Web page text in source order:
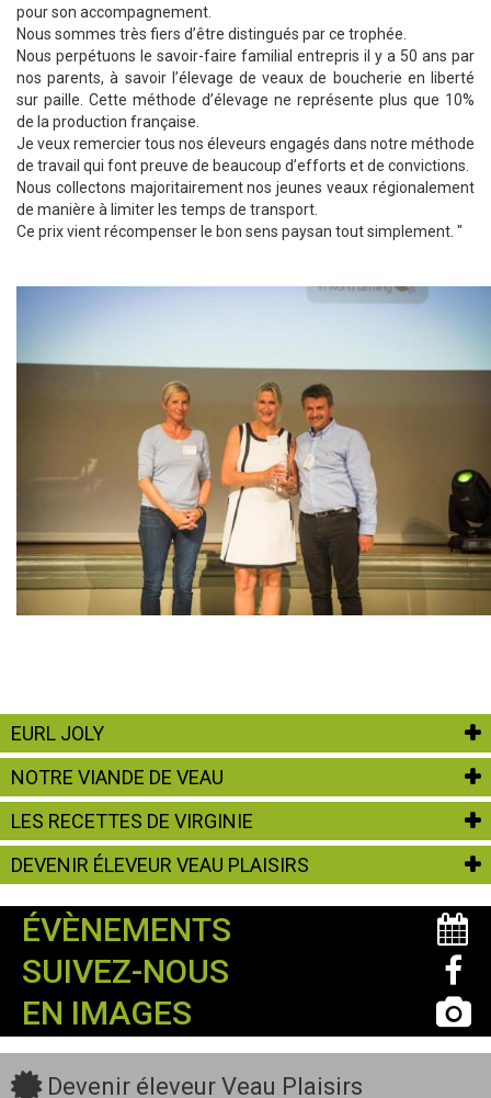
pour son accompagnement.
Nous sommes très fiers d’être distingués par ce trophée.
Nous perpétuons le savoir-faire familial entrepris il y a 50 ans par
nos parents, à savoir l’élevage de veaux de boucherie en liberté
sur paille. Cette méthode d’élevage ne représente plus que 10%
de la production française.
Je veux remercier tous nos éleveurs engagés dans notre méthode
de travail qui font preuve de beaucoup d’efforts et de convictions.
Nous collectons majoritairement nos jeunes veaux régionalement
de manière à limiter les temps de transport.
Ce prix vient récompenser le bon sens paysan tout simplement. "
EURL JOLY
NOTRE VIANDE DE VEAU
LES RECETTES DE VIRGINIE
DEVENIR ÉLEVEUR VEAU PLAISIRS
ÉVÈNEMENTS
SUIVEZ-NOUS
EN IMAGES
Devenir éleveur Veau Plaisirs